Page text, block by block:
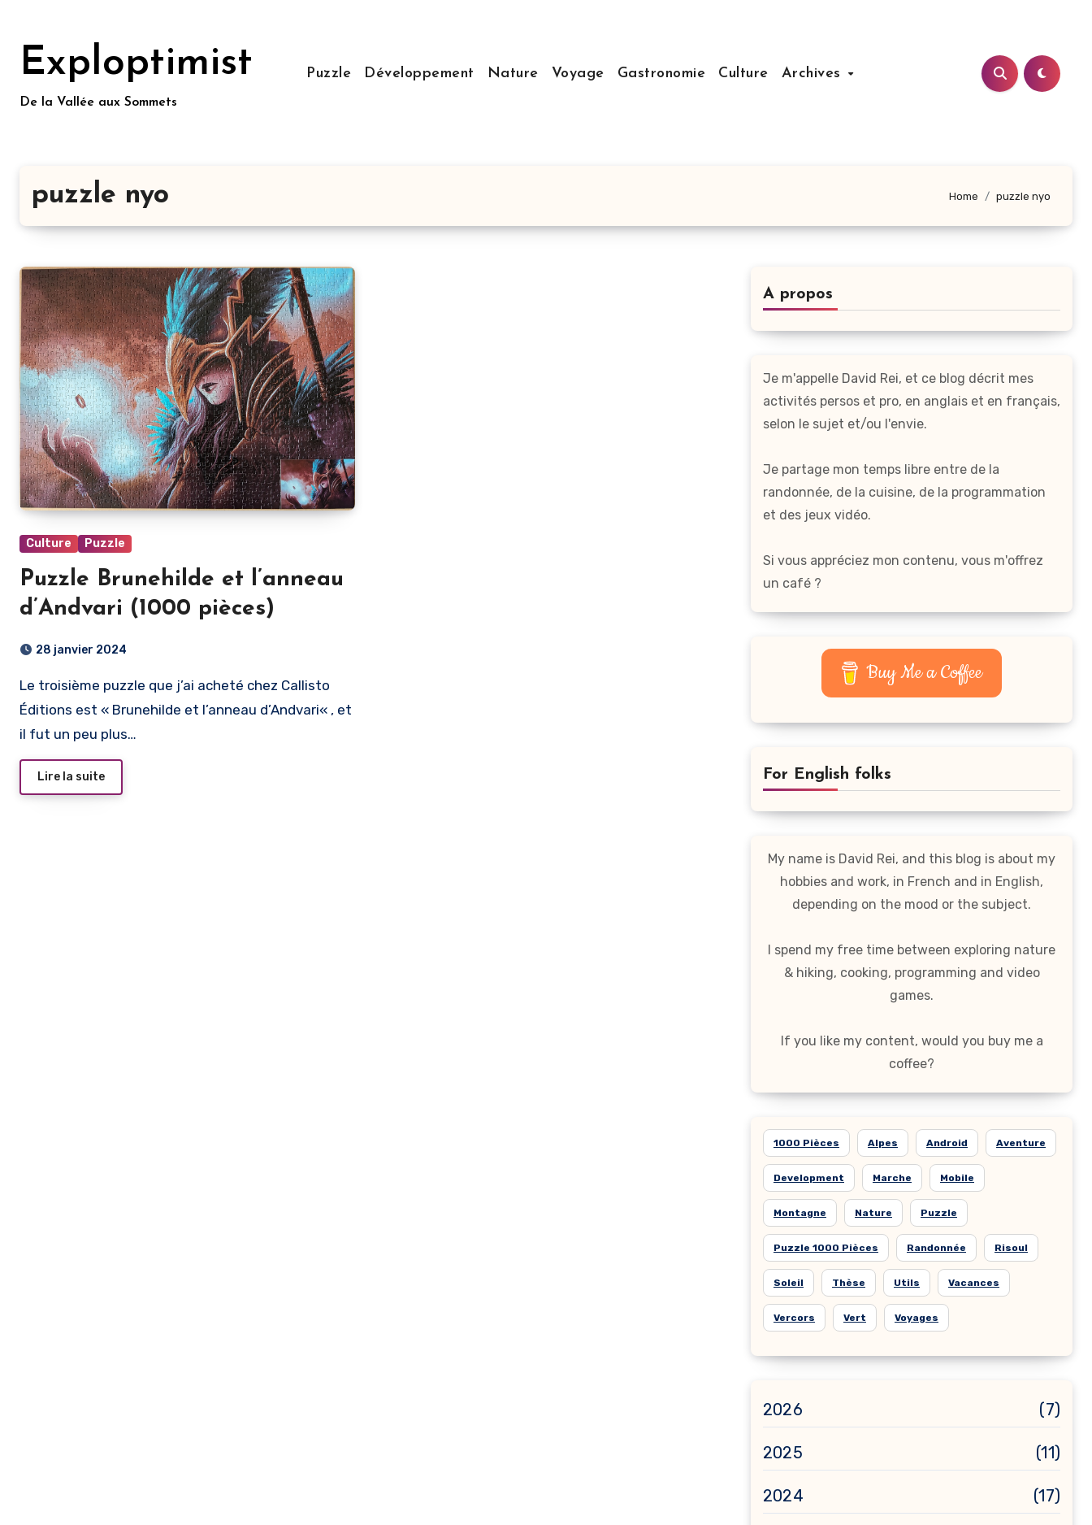
contenu
principalExploptimist
De la Vallée aux Sommets
Puzzle Développement Nature Voyage Gastronomie Culture Archives
puzzle nyo Home puzzle nyo
Culture Puzzle
Puzzle Brunehilde et l’anneau
d’Andvari (1000 pièces)
28 janvier 2024
Le troisième puzzle que j’ai acheté chez Callisto
Éditions est « Brunehilde et l’anneau d’Andvari« , et
il fut un peu plus…
Lire la suite
A propos
Je m'appelle David Rei, et ce blog décrit mes
activités persos et pro, en anglais et en français,
selon le sujet et/ou l'envie.
Je partage mon temps libre entre de la
randonnée, de la cuisine, de la programmation
et des jeux vidéo.
Si vous appréciez mon contenu, vous m'offrez
un café ?
Buy Me a Coffee
For English folks
My name is David Rei, and this blog is about my
hobbies and work, in French and in English,
depending on the mood or the subject.
I spend my free time between exploring nature
& hiking, cooking, programming and video
games.
If you like my content, would you buy me a
coffee?
1000 Pièces Alpes Android Aventure
Development Marche Mobile
Montagne Nature Puzzle
Puzzle 1000 Pièces Randonnée Risoul
Soleil Thèse Utils Vacances
Vercors Vert Voyages
2026 (7)
2025 (11)
2024 (17)